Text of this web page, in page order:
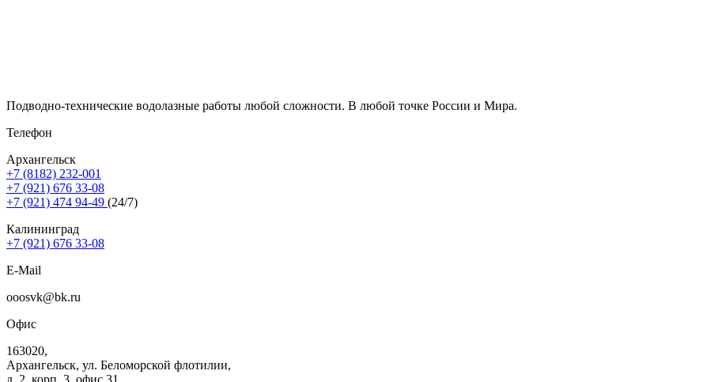
Подводно-технические водолазные работы любой сложности. В любой точке России и Мира.
Телефон
Архангельск
+7 (8182) 232-001
+7 (921) 676 33-08
+7 (921) 474 94-49 (24/7)
Калининград
+7 (921) 676 33-08
E-Mail
ooosvk@bk.ru
Офис
163020,
Архангельск, ул. Беломорской флотилии,
д. 2, корп. 3, офис 31